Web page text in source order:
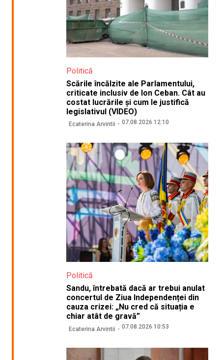
Politică
Scările încălzite ale Parlamentului,
criticate inclusiv de Ion Ceban. Cât au
costat lucrările și cum le justifică
legislativul (VIDEO)
Ecaterina Arvintii 07.08.2026 12:10
Politică
Sandu, întrebată dacă ar trebui anulat
concertul de Ziua Independenței din
cauza crizei: „Nu cred că situația e
chiar atât de gravă”
Ecaterina Arvintii 07.08.2026 10:53